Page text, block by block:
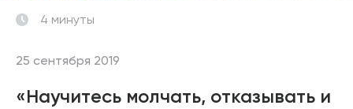
25 сентября 2019
4 минуты
«Научитесь молчать, отказывать и